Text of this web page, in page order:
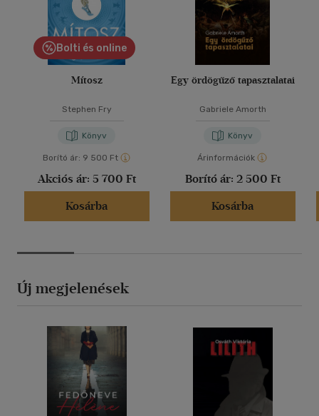
Bolti és online
Mítosz
Stephen Fry
Könyv
Borító ár: 9 500 Ft
Akciós ár: 5 700 Ft
Kosárba
Egy ördögűző tapasztalatai
Gabriele Amorth
Könyv
Árinformációk
Borító ár: 2 500 Ft
Kosárba
Új megjelenések